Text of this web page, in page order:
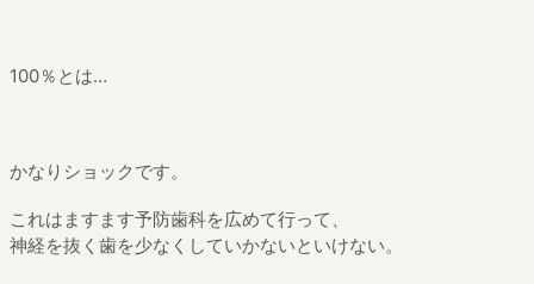
100％とは…
かなりショックです。
これはますます予防歯科を広めて行って、
神経を抜く歯を少なくしていかないといけない。